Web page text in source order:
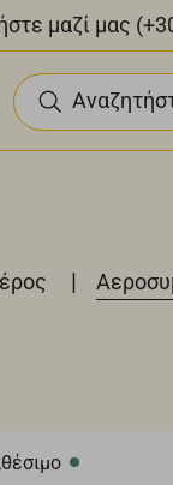
μαζί μας
|